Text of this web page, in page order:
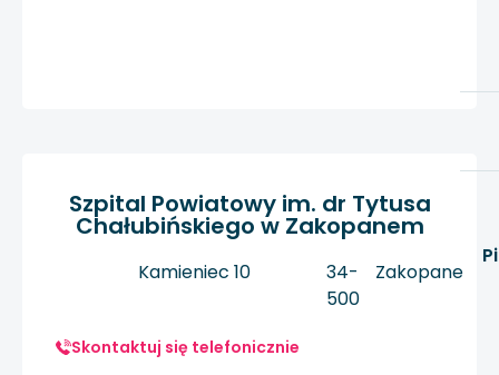
Szpital Powiatowy im. dr Tytusa
Chałubińskiego w Zakopanem
Kamieniec 10
34-
500
Zakopane
Skontaktuj się telefonicznie